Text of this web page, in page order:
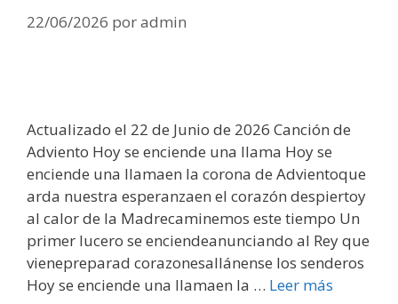
22/06/2026 poradmin
Actualizado el 22 de Junio de 2026 Canción de
Adviento Hoy se enciende una llama Hoy se
enciende una llamaen la corona de Advientoque
arda nuestra esperanzaen el corazón despiertoy
al calor de la Madrecaminemos este tiempo Un
primer lucero se enciendeanunciando al Rey que
vienepreparad corazonesallánense los senderos
Hoy se enciende una llamaen la … Leer más